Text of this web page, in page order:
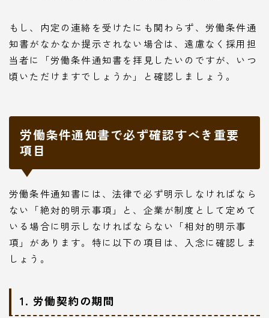
もし、内定の連絡を受けたにも関わらず、労働条件通
知書がなかなか提示されない場合は、遠慮なく採用担
当者に「労働条件通知書を拝見したいのですが、いつ
頃いただけますでしょうか」と確認しましょう。
労働条件通知書で必ず確認すべき重要
項目
労働条件通知書には、法律で必ず明示しなければなら
ない「絶対的明示事項」と、企業が制度として定めて
いる場合に明示しなければならない「相対的明示事
項」があります。特に以下の項目は、入念に確認しま
しょう。
1. 労働契約の期間